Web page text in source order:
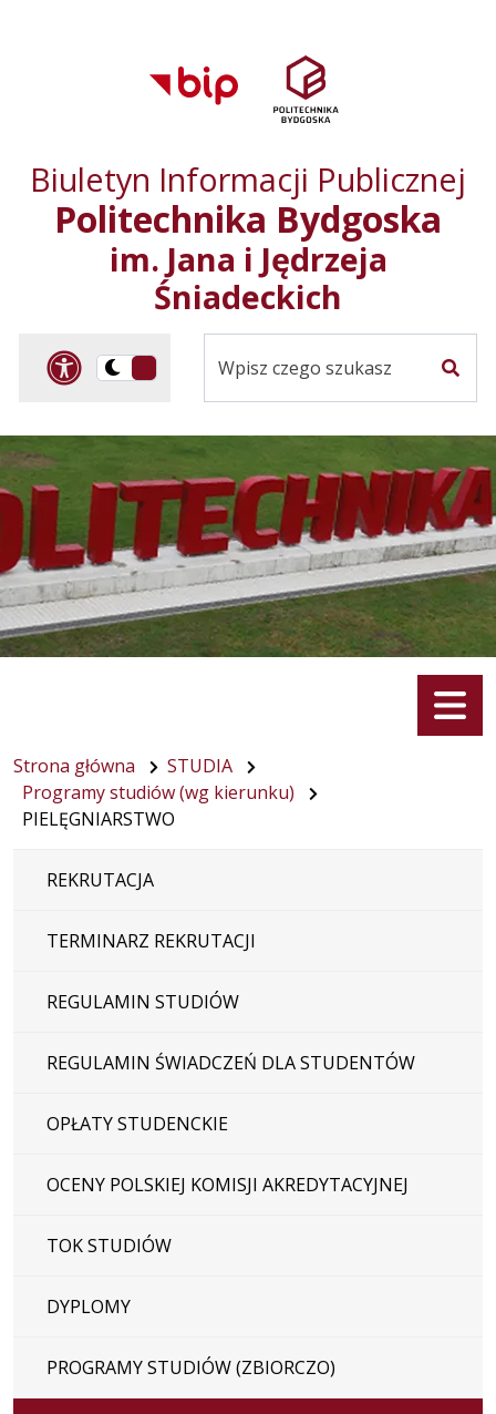
głównego menu
serwisu
Biuletyn Informacji Publicznej
Politechnika Bydgoska
im. Jana i Jędrzeja
Śniadeckich
Panel dostosowania
Przelącz
kontrastowa
Menu
Strona główna
STUDIA
Programy studiów (wg kierunku)
PIELĘGNIARSTWO
REKRUTACJA
TERMINARZ REKRUTACJI
REGULAMIN STUDIÓW
REGULAMIN ŚWIADCZEŃ DLA STUDENTÓW
OPŁATY STUDENCKIE
OCENY POLSKIEJ KOMISJI AKREDYTACYJNEJ
TOK STUDIÓW
DYPLOMY
PROGRAMY STUDIÓW (ZBIORCZO)